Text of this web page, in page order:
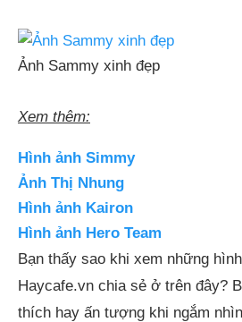
Ảnh Sammy xinh đẹp
Xem thêm:
Hình ảnh Simmy
Ảnh Thị Nhung
Hình ảnh Kairon
Hình ảnh Hero Team
Bạn thấy sao khi xem những
Haycafe.vn chia sẻ ở trên đây?
thích hay ấn tượng khi ngắm